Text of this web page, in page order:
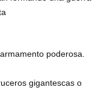
poderosa.
gigantescas o